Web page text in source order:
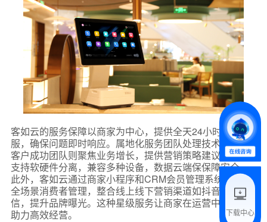
客如云的服务保障以商家为中心，提供全天24小时在线客
服，确保问题即时响应。属地化服务团队处理技术需求，
客户成功团队则聚焦业务增长，提供营销策略建议。系统
支持软硬件分离，兼容多种设备，数据云端保保障安全。
此外，客如云通过商家小程序和CRM会员管理系统，实现
全场景消费者管理，整合线上线下营销渠道如抖音、微
信，提升品牌曝光。这种星级服务让商家在运营中无忧，
助力高效经营。
下载中心
联系方式
+86
所属业态
*我的姓名
附加留言